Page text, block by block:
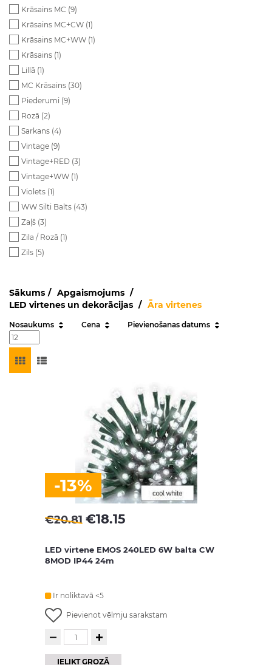
Krāsains MC (9)
Krāsains MC+CW (1)
Krāsains MC+WW (1)
Krāsains (1)
Lillā (1)
MC Krāsains (30)
Piederumi (9)
Rozā (2)
Sarkans (4)
Vintage (9)
Vintage+RED (3)
Vintage+WW (1)
Violets (1)
WW Silti Balts (43)
Zaļš (3)
Zila / Rozā (1)
Zils (5)
Sākums
Apgaismojums
LED virtenes un dekorācijas
Āra virtenes
Nosaukums Cena Pievienošanas datums
-13%
€20.81 €18.15
LED virtene EMOS 240LED 6W balta CW
8MOD IP44 24m
Ir noliktavā <5
Pievienot vēlmju sarakstam
IELIKT GROZĀ